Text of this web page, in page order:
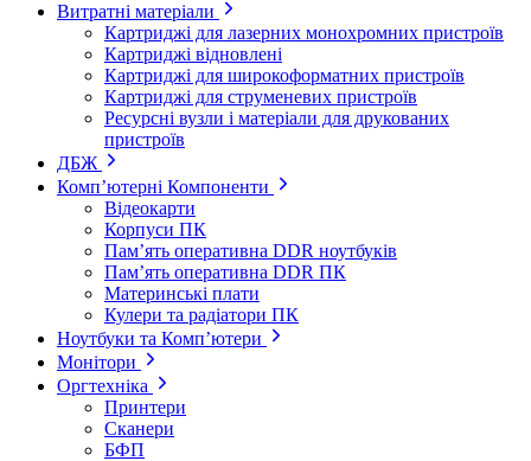
Витратні матеріали
Картриджі для лазерних монохромних пристроїв
Картриджі відновлені
Картриджі для широкоформатних пристроїв
Картриджі для струменевих пристроїв
Ресурсні вузли і матеріали для друкованих
пристроїв
ДБЖ
Комп’ютерні Компоненти
Відеокарти
Корпуси ПК
Пам’ять оперативна DDR ноутбуків
Пам’ять оперативна DDR ПК
Материнські плати
Кулери та радіатори ПК
Ноутбуки та Комп’ютери
Монітори
Оргтехніка
Принтери
Сканери
БФП